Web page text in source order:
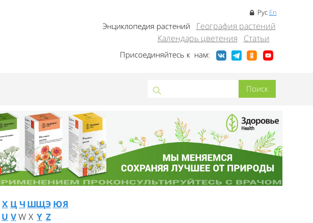
Рус En
Энциклопедия растений
География растений
Календарь цветения
Статьи
Присоединяйтесь к нам:
Х Ц Ч ШЩЭ ЮЯ
U VW X Y Z